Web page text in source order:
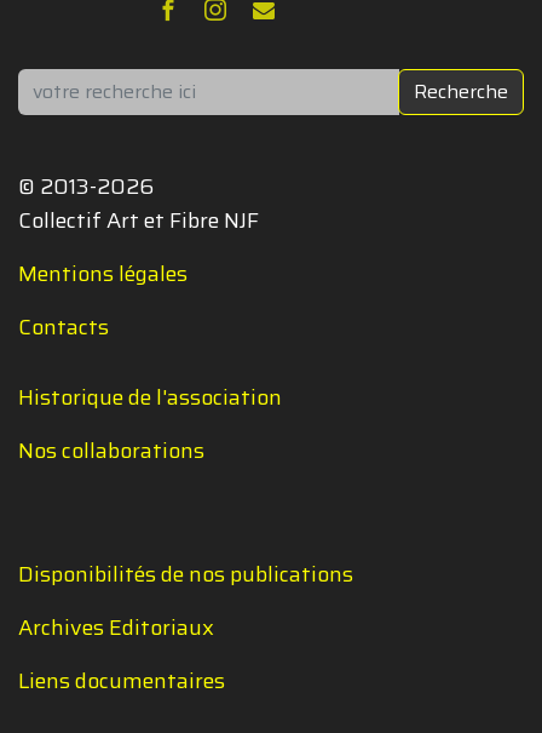
Rechercher Recherche
© 2013-2026
Collectif Art et Fibre NJF
Mentions légales
Contacts
Historique de l'association
Nos collaborations
Disponibilités de nos publications
Archives Editoriaux
Liens documentaires